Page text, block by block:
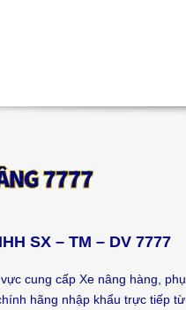
SX – TM – DV 7777
cung cấp Xe nâng hàng, phụ
hãng nhập khẩu trực tiếp từ